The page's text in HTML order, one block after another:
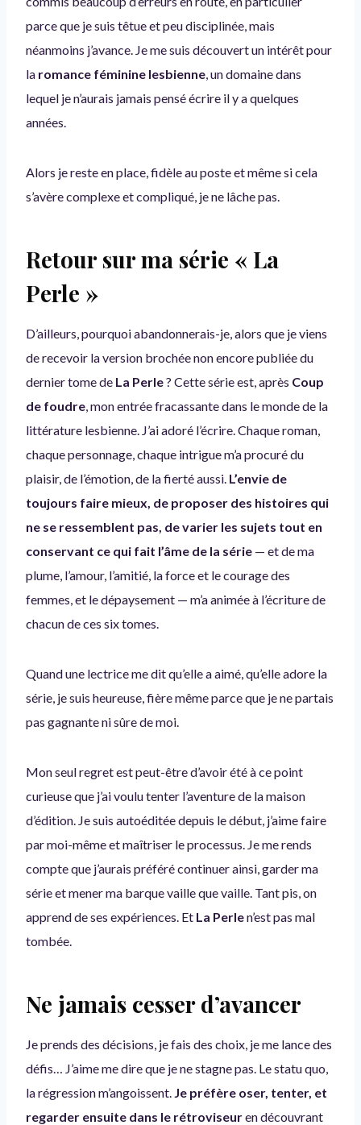
parce que je suis têtue et peu disciplinée, mais
néanmoins j’avance. Je me suis découvert un intérêt pour
la romance féminine lesbienne, un domaine dans
lequel je n’aurais jamais pensé écrire il y a quelques
années.
Alors je reste en place, fidèle au poste et même si cela
s’avère complexe et compliqué, je ne lâche pas.
Retour sur ma série « La
Perle »
D’ailleurs, pourquoi abandonnerais-je, alors que je viens
de recevoir la version brochée non encore publiée du
dernier tome de La Perle? Cette série est, après Coup
de foudre, mon entrée fracassante dans le monde de la
littérature lesbienne. J’ai adoré l’écrire. Chaque roman,
chaque personnage, chaque intrigue m’a procuré du
plaisir, de l’émotion, de la fierté aussi. L’envie de
toujours faire mieux, de proposer des histoires qui
ne se ressemblent pas, de varier les sujets tout en
conservant ce qui fait l’âme de la série — et de ma
plume, l’amour, l’amitié, la force et le courage des
femmes, et le dépaysement — m’a animée à l’écriture de
chacun de ces six tomes.
Quand une lectrice me dit qu’elle a aimé, qu’elle adore la
série, je suis heureuse, fière même parce que je ne partais
pas gagnante ni sûre de moi.
Mon seul regret est peut-être d’avoir été à ce point
curieuse que j’ai voulu tenter l’aventure de la maison
d’édition. Je suis autoéditée depuis le début, j’aime faire
par moi-même et maîtriser le processus. Je me rends
compte que j’aurais préféré continuer ainsi, garder ma
série et mener ma barque vaille que vaille. Tant pis, on
apprend de ses expériences. Et La Perlen’est pas mal
tombée.
Ne jamais cesser d’avancer
Je prends des décisions, je fais des choix, je me lance des
défis… J’aime me dire que je ne stagne pas. Le statu quo,
la régression m’angoissent. Je préfère oser, tenter, et
regarder ensuite dans le rétroviseuren découvrant